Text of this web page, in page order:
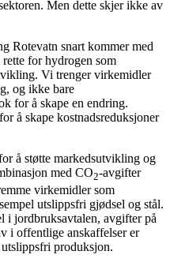
Men dette skjer ikke av
Rotevatn snart kommer med
for hydrogen som
Vi trenger virkemidler
og ikke bare
for å skape en endring.
å skape kostnadsreduksjoner
å støtte markedsutvikling og
med CO2-avgifter
virkemidler som
utslippsfri gjødsel og stål.
i jordbruksavtalen, avgifter på
i offentlige anskaffelser er
produksjon.